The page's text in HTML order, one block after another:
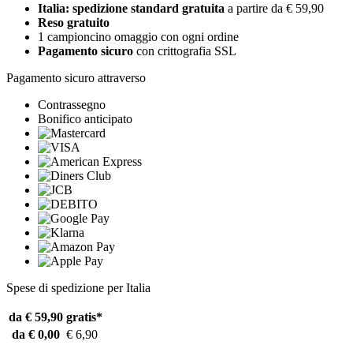
Italia: spedizione standard gratuita a partire da € 59,90
Reso gratuito
1 campioncino omaggio con ogni ordine
Pagamento sicuro con crittografia SSL
Pagamento sicuro attraverso
Contrassegno
Bonifico anticipato
Spese di spedizione per Italia
da € 59,90 gratis*
da € 0,00 € 6,90